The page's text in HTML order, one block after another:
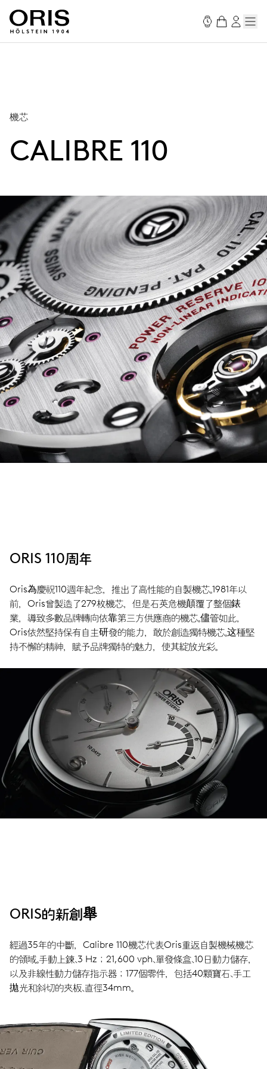
機芯
CALIBRE 110
ORIS 110周年
Oris為慶祝110週年紀念，推出了高性能的自製機芯。1981年以
前，Oris曾製造了279枚機芯，但是石英危機顛覆了整個錶
業，導致多數品牌轉向依靠第三方供應商的機芯。儘管如此，
Oris依然堅持保有自主研發的能力，敢於創造獨特機芯。这種堅
持不懈的精神，賦予品牌獨特的魅力，使其綻放光彩。
ORIS的新創舉
經過35年的中斷，Calibre 110機芯代表Oris重返自製機械機芯
的領域。手動上鍊、3 Hz；21,600 vph、單發條盒、10日動力儲存，
以及非線性動力儲存指示器；177個零件，包括40顆寶石、手工
拋光和斜切的夾板、直徑34mm。